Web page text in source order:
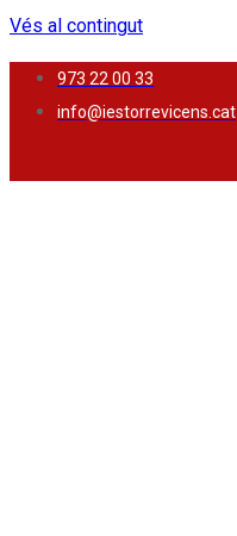
Vés al contingut
973 22 00 33
info@iestorrevicens.cat